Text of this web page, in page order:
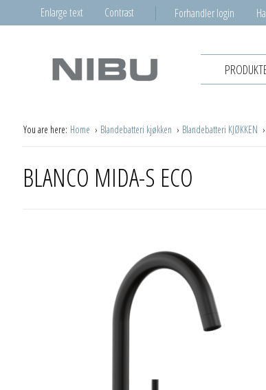
Enlarge text Contrast Forhandler login
You are here: Home Blandebatteri kjøkken Blandebatteri KJØKKEN
BLANCO MIDA-S ECO